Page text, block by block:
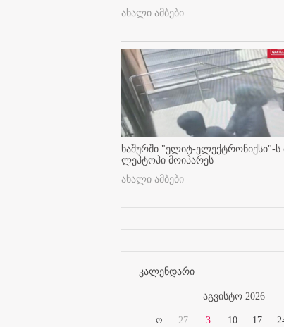
ახალი ამბები
ხაშურში "ელიტ-ელექტრონიქსი"-ს
ლეპტოპი მოიპარეს
ახალი ამბები
კალენდარი
აგვისტო 2026
ო 27 3 10 17